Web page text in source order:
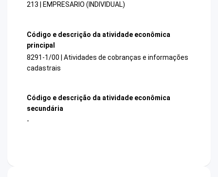
213 | EMPRESARIO (INDIVIDUAL)
Código e descrição da atividade econômica
principal
8291-1/00 | Atividades de cobranças e informações
cadastrais
Código e descrição da atividade econômica
secundária
-